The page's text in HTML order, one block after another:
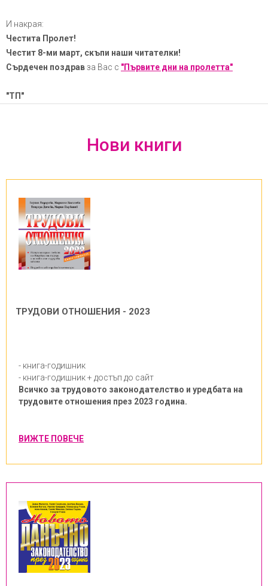
И накрая:
Честита Пролет!
Честит 8-ми март, скъпи наши читателки!
Сърдечен поздравза Вас с "Първите дни на пролетта"
"ТП"
Нови книги
ТРУДОВИ ОТНОШЕНИЯ - 2023
- книга-годишник
- книга-годишник + достъп до сайт
Всичко за трудовото законодателство и уредбата на
трудовите отношения през 2023 година.
ВИЖТЕ ПОВЕЧЕ